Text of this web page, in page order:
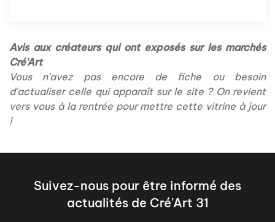
Avis aux créateurs qui ont exposés sur les marchés
Cré'Art
Vous n'avez pas encore de fiche ou besoin
d'actualiser celle qui apparaît sur le site ? On revient
vers vous à la rentrée pour mettre cette vitrine à jour
!
Suivez-nous pour être informé des
actualités de Cré'Art 31